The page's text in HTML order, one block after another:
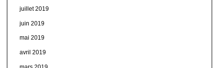
juillet 2019
juin 2019
mai 2019
avril 2019